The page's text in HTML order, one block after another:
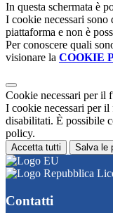
In questa schermata è
I cookie necessari
piattaforma e non è
Per conoscere quali
visionare la COOKIE
Cookie necessari per il
I cookie necessari per il
disabilitati. È possibile
policy.
Accetta tutti Salva le
Contatti